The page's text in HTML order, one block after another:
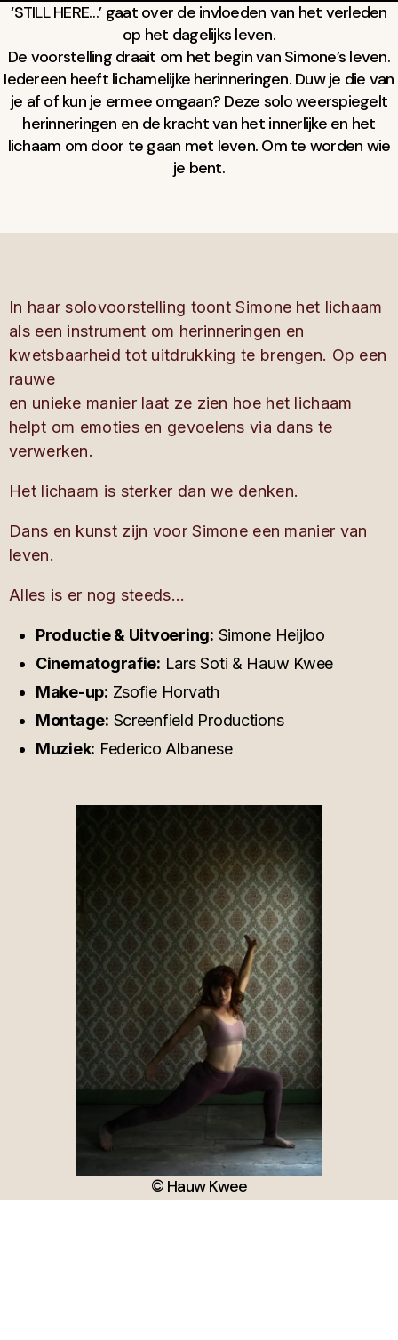
‘STILL HERE…’ gaat over de invloeden van het verleden
op het dagelijks leven.
De voorstelling draait om het begin van Simone’s leven.
Iedereen heeft lichamelijke herinneringen. Duw je die van
je af of kun je ermee omgaan? Deze solo weerspiegelt
herinneringen en de kracht van het innerlijke en het
lichaam om door te gaan met leven. Om te worden wie
je bent.
In haar solovoorstelling toont Simone het lichaam
als een instrument om herinneringen en
kwetsbaarheid tot uitdrukking te brengen. Op een
rauwe
en unieke manier laat ze zien hoe het lichaam
helpt om emoties en gevoelens via dans te
verwerken.
Het lichaam is sterker dan we denken.
Dans en kunst zijn voor Simone een manier van
leven.
Alles is er nog steeds…
Productie & Uitvoering: Simone Heijloo
Cinematografie: Lars Soti & Hauw Kwee
Make-up: Zsofie Horvath
Montage: Screenfield Productions
Muziek: Federico Albanese
© Hauw Kwee